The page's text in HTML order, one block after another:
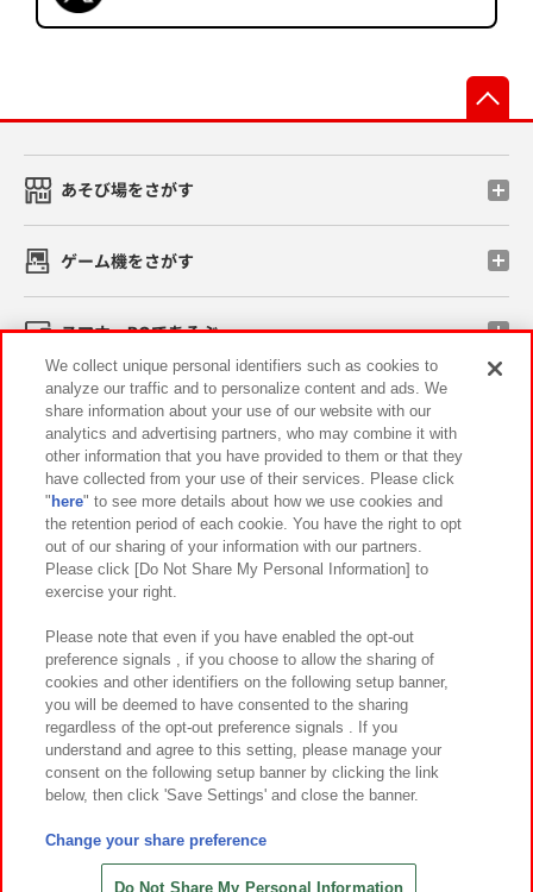
あそび場をさがす
ゲーム機をさがす
スマホ・PCであそぶ
イベント・キャンペーン
関連会社 サステナビリティ サイトポリシー
プライバシーポリシー ウェブアクセシビリティ方針と検証結果
お取引先さまとともに
カスタマーハラスメント対応方針 よくあるご質問・お問い合わせ
©Bandai Namco Amusement Inc.
©Bandai Namco Amusement Lab Inc.
©HANAYASHIKI Co., Ltd. All Rights Reserved.
We collect unique personal identifiers such as cookies to
analyze our traffic and to personalize content and ads. We
share information about your use of our website with our
analytics and advertising partners, who may combine it with
other information that you have provided to them or that they
have collected from your use of their services. Please click
" here" to see more details about how we use cookies and
the retention period of each cookie. You have the right to opt
out of our sharing of your information with our partners.
Please click [Do Not Share My Personal Information] to
exercise your right.
Please note that even if you have enabled the opt-out
preference signals , if you choose to allow the sharing of
cookies and other identifiers on the following setup banner,
you will be deemed to have consented to the sharing
regardless of the opt-out preference signals . If you
understand and agree to this setting, please manage your
consent on the following setup banner by clicking the link
below, then click 'Save Settings' and close the banner.
Change your share preference
Do Not Share My Personal Information